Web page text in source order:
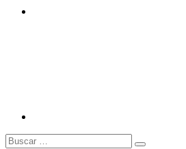
Buscar: